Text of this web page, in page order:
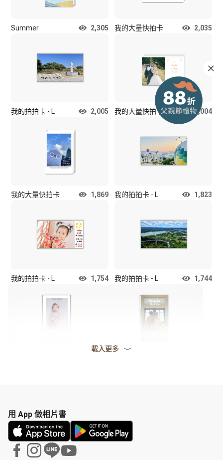
Summer 2,305 我的大量快拍卡 2,035
我的拍拍卡 - L 2,005 我的大量快拍卡 2,004
我的大量快拍卡 1,869 我的拍拍卡 - L 1,823
我的拍拍卡 - L 1,754 我的拍拍卡 - L 1,744
載入更多
用 App 做相片書